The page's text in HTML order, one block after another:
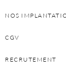
NOS
CGV
RECRUTEMENT